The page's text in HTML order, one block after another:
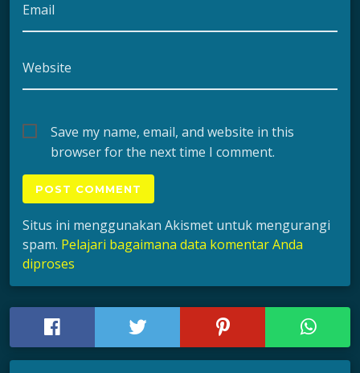
Email
Website
Save my name, email, and website in this
browser for the next time I comment.
Situs ini menggunakan Akismet untuk mengurangi
spam. Pelajari bagaimana data komentar Anda
diproses